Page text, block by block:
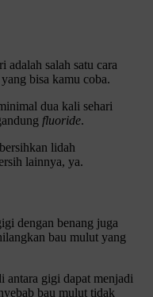
salah satu cara
bisa kamu coba.
dua kali sehari
fluoride.
lidah
lainnya, ya.
dengan benang juga
bau mulut yang
antara gigi dapat menjadi
bau mulut tidak